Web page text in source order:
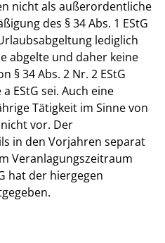
nicht als außerordentliche
des § 34 Abs. 1 EStG
lediglich
abgelte und daher keine
§ 34 Abs. 2 Nr. 2 EStG
EStG sei. Auch eine
Tätigkeit im Sinne von
nicht vor. Der
in den Vorjahren separat
Veranlagungszeitraum
hat der hiergegen